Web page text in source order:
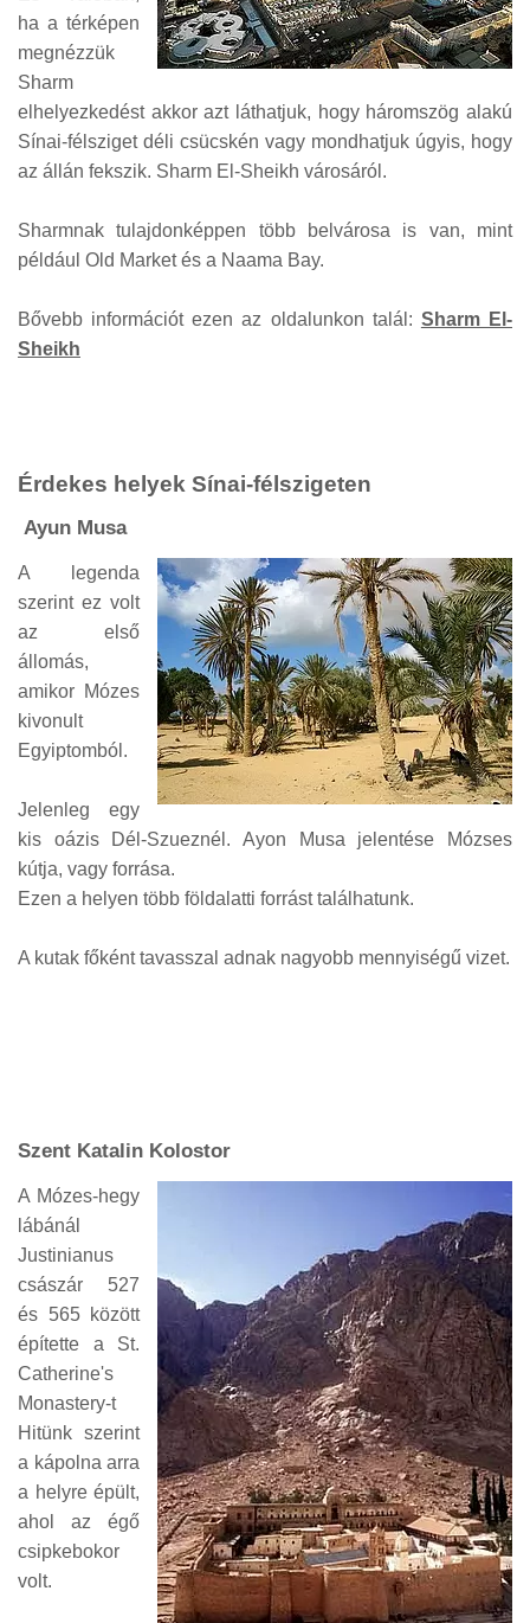
ha a térképen
megnézzük
Sharm
elhelyezkedést akkor azt láthatjuk, hogy háromszög alakú
Sínai-félsziget déli csücskén vagy mondhatjuk úgyis, hogy
az állán fekszik. Sharm El-Sheikh városáról.
Sharmnak tulajdonképpen több belvárosa is van, mint
például Old Market és a Naama Bay.
Bővebb információt ezen az oldalunkon talál: Sharm El-
Sheikh
Érdekes helyek Sínai-félszigeten
Ayun Musa
A legenda
szerint ez volt
az első
állomás,
amikor Mózes
kivonult
Egyiptomból.
Jelenleg egy
kis oázis Dél-Szueznél. Ayon Musa jelentése Mózses
kútja, vagy forrása.
Ezen a helyen több földalatti forrást találhatunk.
A kutak főként tavasszal adnak nagyobb mennyiségű vizet.
Szent Katalin Kolostor
A Mózes-hegy
lábánál
Justinianus
császár 527
és 565 között
építette a St.
Catherine's
Monastery-t
Hitünk szerint
a kápolna arra
a helyre épült,
ahol az égő
csipkebokor
volt.